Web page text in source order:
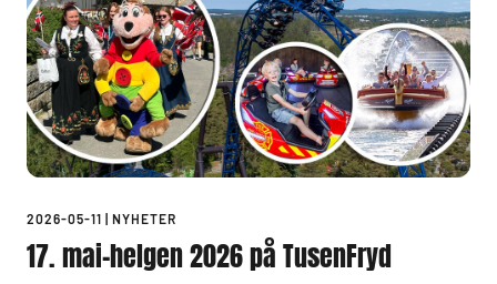
2026-05-11 NYHETER
17. mai-helgen 2026 på TusenFryd